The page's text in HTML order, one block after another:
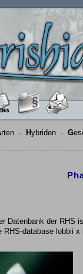
rten · Hybriden · G
Datenbank der RHS
RHS-database lobbii